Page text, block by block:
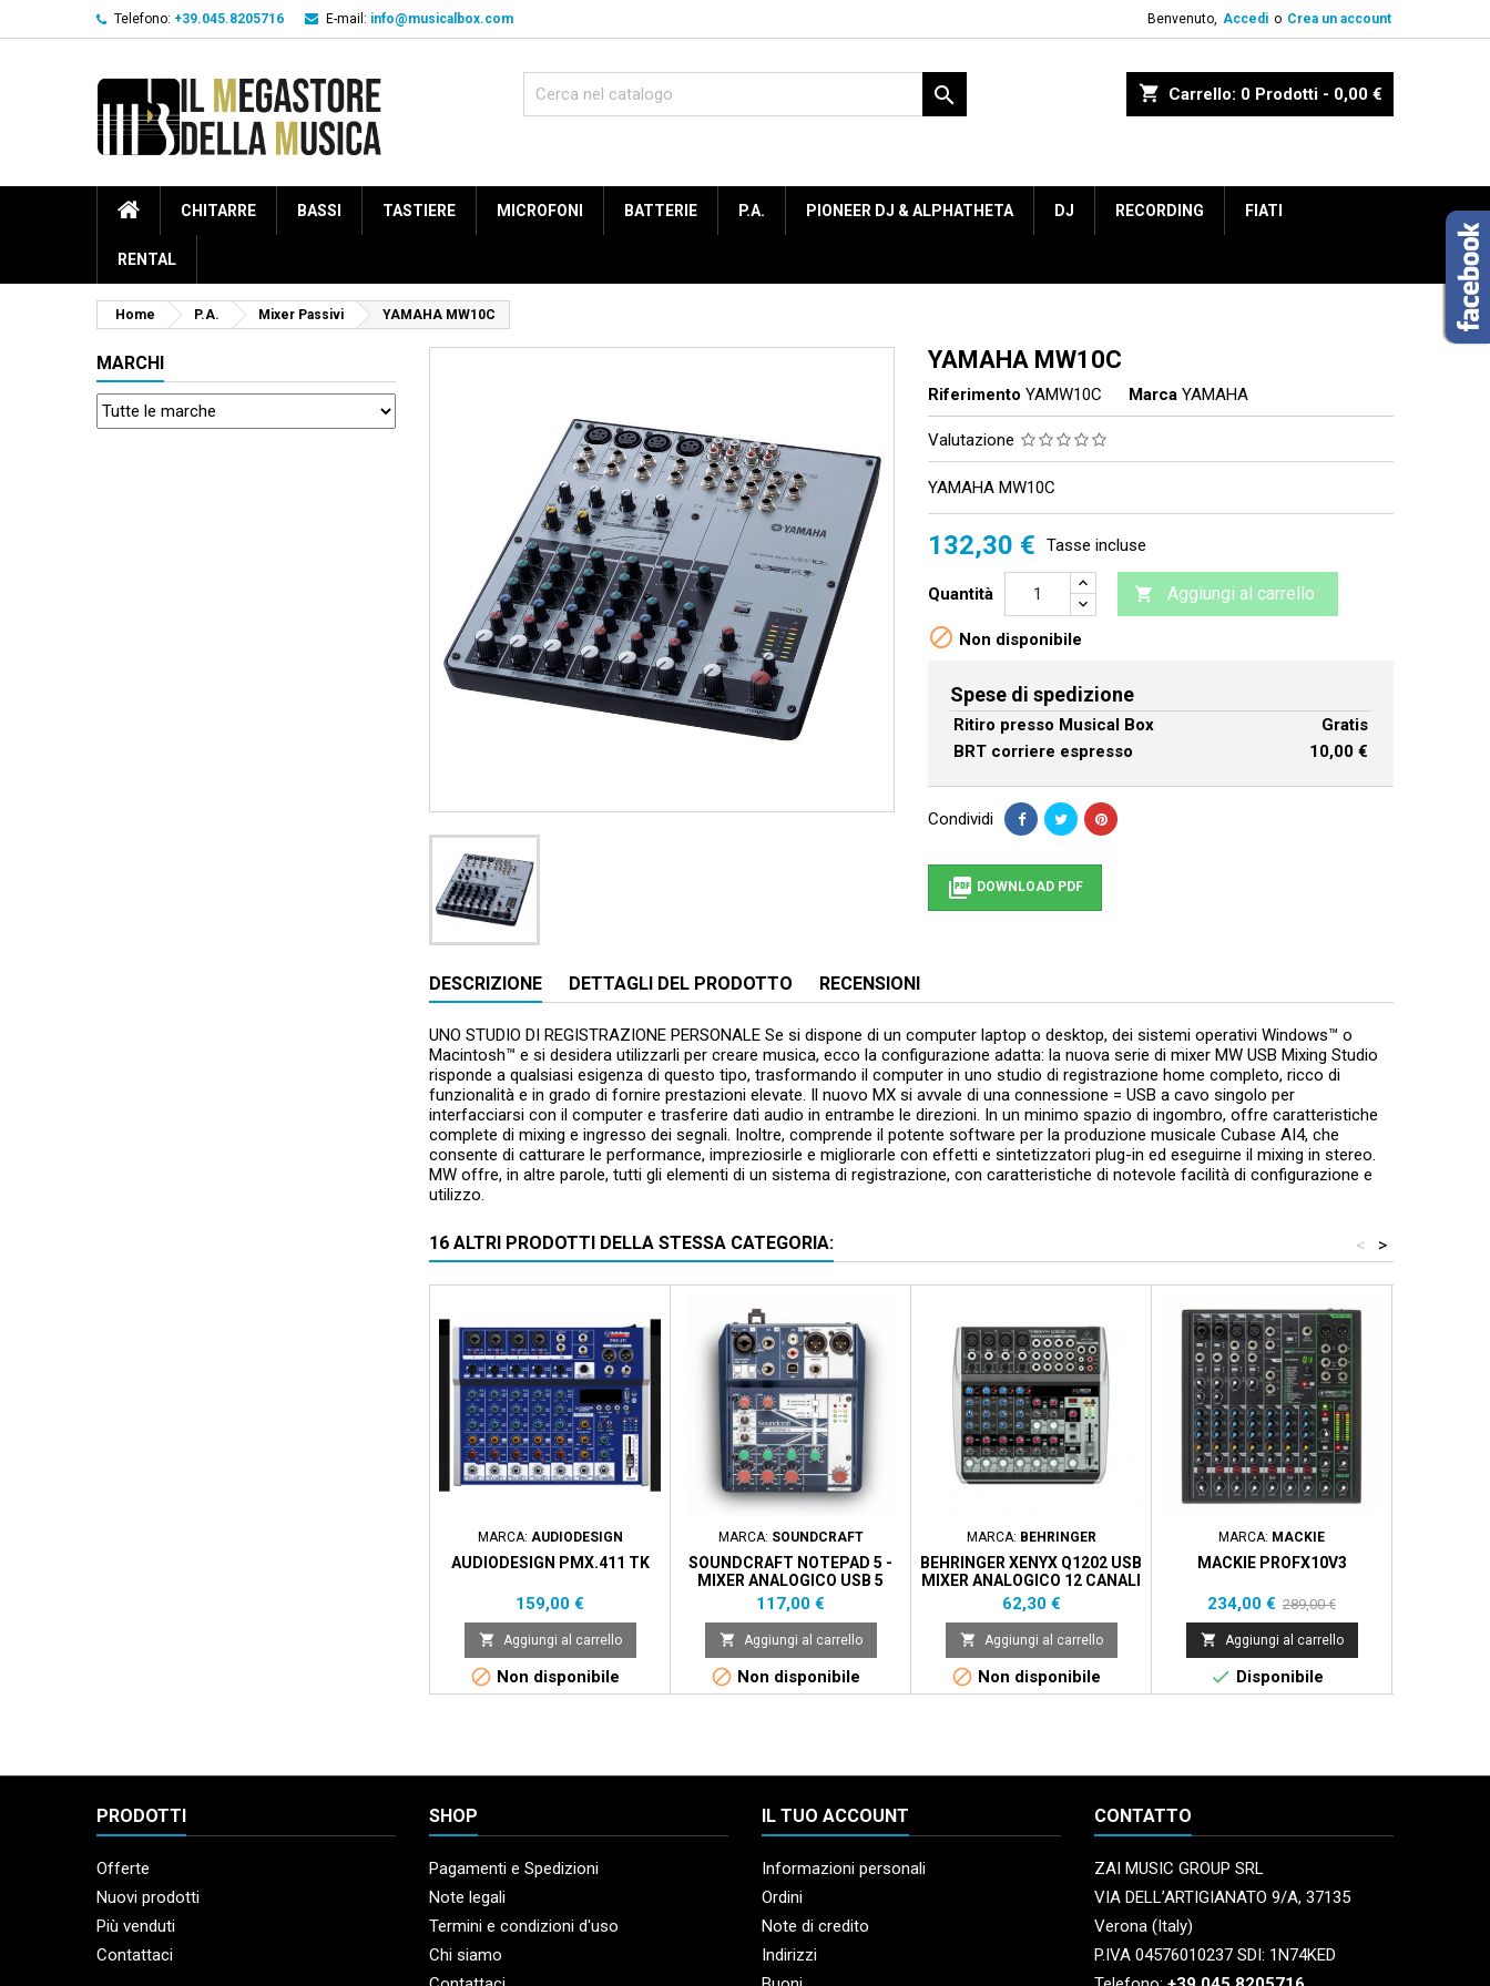
Telefono: +39.045.8205716 E-mail: info@musicalbox.com Benvenuto, Accedi o Crea un account
shopping_cart Carrello: 0 Prodotti - 0,00 €

CHITARRE BASSI TASTIERE MICROFONI BATTERIE P.A. PIONEER DJ & ALPHATHETA DJ RECORDING FIATI
RENTAL
Home P.A. Mixer Passivi YAMAHA MW10C
MARCHI YAMAHA MW10C
Riferimento YAMW10C Marca YAMAHA
Valutazione
YAMAHA MW10C
132,30 € Tasse incluse
Quantità  Aggiungi al carrello
 Non disponibile
Spese di spedizione
Ritiro presso Musical Box
Gratis
BRT corriere espresso
10,00 €
Condividi
 DOWNLOAD PDF
DESCRIZIONE DETTAGLI DEL PRODOTTO RECENSIONI
UNO STUDIO DI REGISTRAZIONE PERSONALE Se si dispone di un computer laptop o desktop, dei sistemi operativi Windows™ o
Macintosh™ e si desidera utilizzarli per creare musica, ecco la configurazione adatta: la nuova serie di mixer MW USB Mixing Studio
risponde a qualsiasi esigenza di questo tipo, trasformando il computer in uno studio di registrazione home completo, ricco di
funzionalità e in grado di fornire prestazioni elevate. Il nuovo MX si avvale di una connessione = USB a cavo singolo per
interfacciarsi con il computer e trasferire dati audio in entrambe le direzioni. In un minimo spazio di ingombro, offre caratteristiche
complete di mixing e ingresso dei segnali. Inoltre, comprende il potente software per la produzione musicale Cubase AI4, che
consente di catturare le performance, impreziosirle e migliorarle con effetti e sintetizzatori plug-in ed eseguirne il mixing in stereo.
MW offre, in altre parole, tutti gli elementi di un sistema di registrazione, con caratteristiche di notevole facilità di configurazione e
utilizzo.
16 ALTRI PRODOTTI DELLA STESSA CATEGORIA: >
<
MARCA: AUDIODESIGN
AUDIODESIGN PMX.411 TK
Prezzo
159,00 €
 Aggiungi al carrello
 Non disponibile
MARCA: SOUNDCRAFT
SOUNDCRAFT NOTEPAD 5 -
MIXER ANALOGICO USB 5
CANALI
Prezzo
117,00 €
 Aggiungi al carrello
 Non disponibile
MARCA: BEHRINGER
BEHRINGER XENYX Q1202 USB
MIXER ANALOGICO 12 CANALI
Prezzo
62,30 €
 Aggiungi al carrello
 Non disponibile
- 55,00 €
Prezzo scontato
MARCA: MACKIE
MACKIE PROFX10V3
Prezzo
234,00 € Prezzo
base
289,00 €
 Aggiungi al carrello
 Disponibile
PRODOTTI
Offerte
Nuovi prodotti
Più venduti
Contattaci
SHOP
Pagamenti e Spedizioni
Note legali
Termini e condizioni d'uso
Chi siamo
IL TUO ACCOUNT
Informazioni personali
Ordini
Note di credito
Indirizzi
CONTATTO
ZAI MUSIC GROUP SRL
VIA DELL’ARTIGIANATO 9/A, 37135
Verona (Italy)
P.IVA 04576010237 SDI: 1N74KED